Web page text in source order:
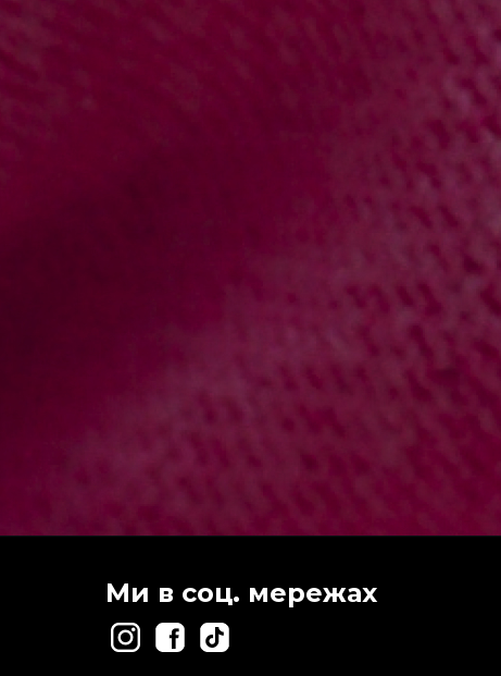
Ми в соц. мережах